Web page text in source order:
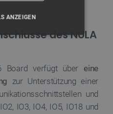
des NULA
Board verfügt über eine
zur Unterstützung einer
und
IO3, IO4, IO5, IO18 und
ANZEIGEN